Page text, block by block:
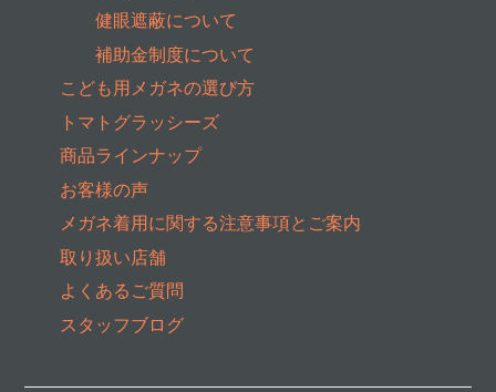
健眼遮蔽について
補助金制度について
こども用メガネの選び方
トマトグラッシーズ
商品ラインナップ
お客様の声
メガネ着用に関する注意事項とご案内
取り扱い店舗
よくあるご質問
スタッフブログ